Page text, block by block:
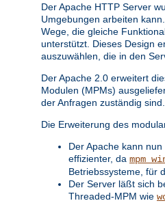
Der Apache HTTP Server
Umgebungen arbeiten
Wege, die gleiche
unterstützt. Dieses Design
auszuwählen, die in den
Der Apache 2.0 erweitert
Modulen (MPMs)
der Anfragen zuständig sind.
Die Erweiterung des
Der Apache kann
effizienter, da
Betriebssysteme, für
Der Server läßt sich
Threaded-MPM wie